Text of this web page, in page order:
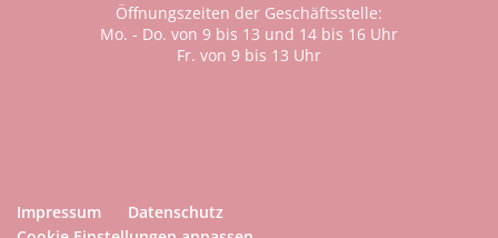
Öffnungszeiten der Geschäftsstelle:
Mo. - Do. von 9 bis 13 und 14 bis 16 Uhr
Fr. von 9 bis 13 Uhr
Impressum
Datenschutz